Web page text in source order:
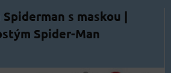
s maskou |
Spider-Man